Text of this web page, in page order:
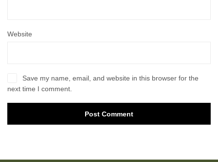
Website
Save my name, email, and website in this browser for the
next time I comment.
Post Comment